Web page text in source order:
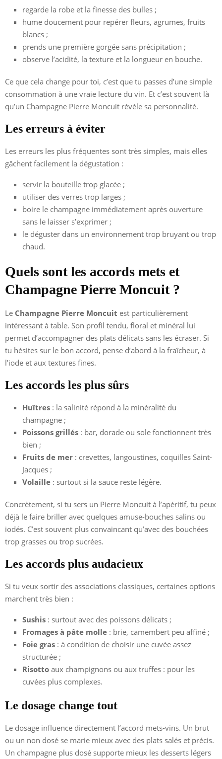
regarde la robe et la finesse des bulles ;
hume doucement pour repérer fleurs, agrumes, fruits
blancs ;
prends une première gorgée sans précipitation ;
observe l’acidité, la texture et la longueur en bouche.
Ce que cela change pour toi, c’est que tu passes d’une simple
consommation à une vraie lecture du vin. Et c’est souvent là
qu’un Champagne Pierre Moncuit révèle sa personnalité.
Les erreurs à éviter
Les erreurs les plus fréquentes sont très simples, mais elles
gâchent facilement la dégustation :
servir la bouteille trop glacée ;
utiliser des verres trop larges ;
boire le champagne immédiatement après ouverture
sans le laisser s’exprimer ;
le déguster dans un environnement trop bruyant ou trop
chaud.
Quels sont les accords mets et
Champagne Pierre Moncuit ?
Le Champagne Pierre Moncuit est particulièrement
intéressant à table. Son profil tendu, floral et minéral lui
permet d’accompagner des plats délicats sans les écraser. Si
tu hésites sur le bon accord, pense d’abord à la fraîcheur, à
l’iode et aux textures fines.
Les accords les plus sûrs
Huîtres : la salinité répond à la minéralité du
champagne ;
Poissons grillés : bar, dorade ou sole fonctionnent très
bien ;
Fruits de mer : crevettes, langoustines, coquilles Saint-
Jacques ;
Volaille : surtout si la sauce reste légère.
Concrètement, si tu sers un Pierre Moncuit à l’apéritif, tu peux
déjà le faire briller avec quelques amuse-bouches salins ou
iodés. C’est souvent plus convaincant qu’avec des bouchées
trop grasses ou trop sucrées.
Les accords plus audacieux
Si tu veux sortir des associations classiques, certaines options
marchent très bien :
Sushis : surtout avec des poissons délicats ;
Fromages à pâte molle : brie, camembert peu affiné ;
Foie gras : à condition de choisir une cuvée assez
structurée ;
Risotto aux champignons ou aux truffes : pour les
cuvées plus complexes.
Le dosage change tout
Le dosage influence directement l’accord mets-vins. Un brut
ou un non dosé se marie mieux avec des plats salés et précis.
Un champagne plus dosé supporte mieux les desserts légers